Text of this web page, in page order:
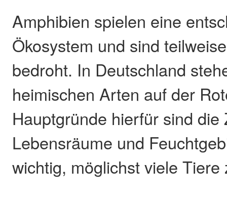
Amphibien spielen eine
Ökosystem und sind
bedroht. In Deutschland
heimischen Arten auf der
Hauptgründe hierfür sind
Lebensräume und
wichtig, möglichst viele Tiere